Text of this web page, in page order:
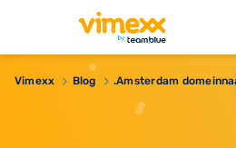
Vimexx Blog .Amsterdam